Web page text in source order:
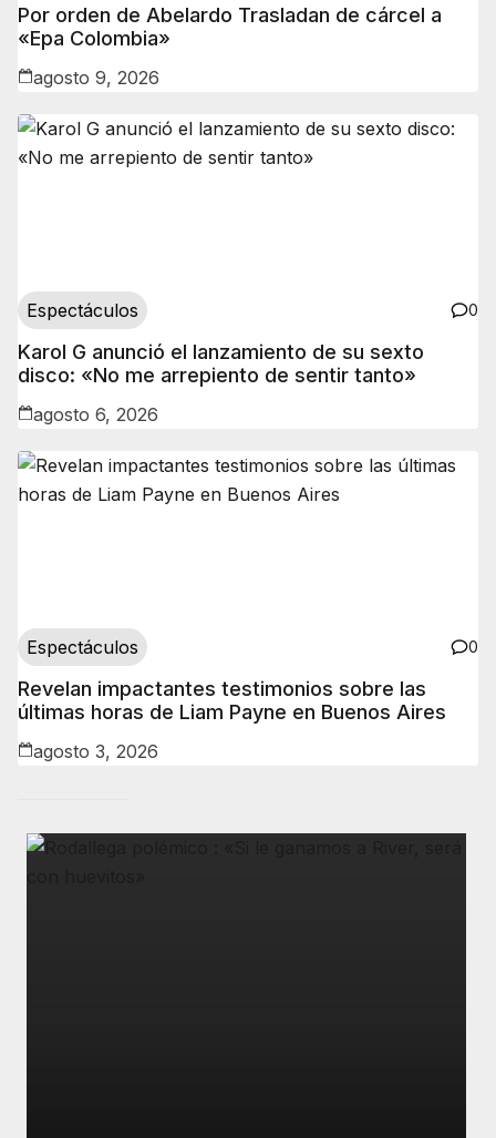
Por orden de Abelardo Trasladan de cárcel a
«Epa Colombia»
agosto 9, 2026
Espectáculos 0
Karol G anunció el lanzamiento de su sexto
disco: «No me arrepiento de sentir tanto»
agosto 6, 2026
Espectáculos 0
Revelan impactantes testimonios sobre las
últimas horas de Liam Payne en Buenos Aires
agosto 3, 2026